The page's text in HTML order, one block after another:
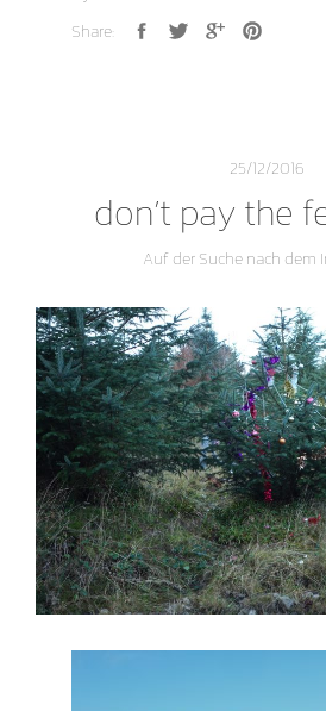
Share:
25/12/2016
don’t pay the
Auf der Suche nach dem